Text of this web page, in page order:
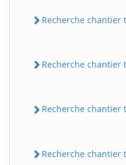
Recherche chantier
Recherche chantier
Recherche chantier
Recherche chantier